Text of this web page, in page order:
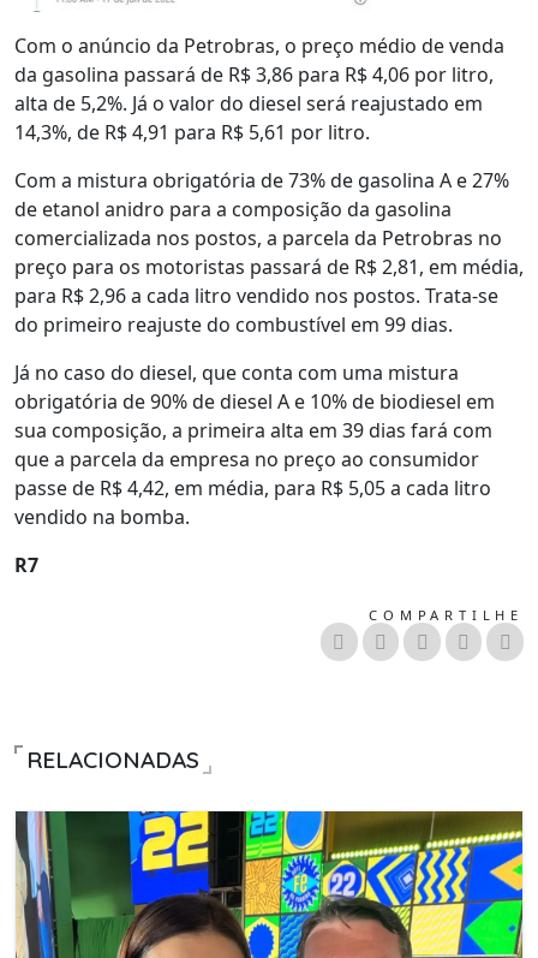
Com o anúncio da Petrobras, o preço médio de venda
da gasolina passará de R$ 3,86 para R$ 4,06 por litro,
alta de 5,2%. Já o valor do diesel será reajustado em
14,3%, de R$ 4,91 para R$ 5,61 por litro.
Com a mistura obrigatória de 73% de gasolina A e 27%
de etanol anidro para a composição da gasolina
comercializada nos postos, a parcela da Petrobras no
preço para os motoristas passará de R$ 2,81, em média,
para R$ 2,96 a cada litro vendido nos postos. Trata-se
do primeiro reajuste do combustível em 99 dias.
Já no caso do diesel, que conta com uma mistura
obrigatória de 90% de diesel A e 10% de biodiesel em
sua composição, a primeira alta em 39 dias fará com
que a parcela da empresa no preço ao consumidor
passe de R$ 4,42, em média, para R$ 5,05 a cada litro
vendido na bomba.
R7
COMPARTILHE
RELACIONADAS